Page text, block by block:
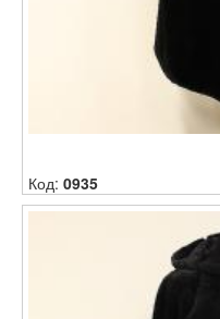
Код: 0935